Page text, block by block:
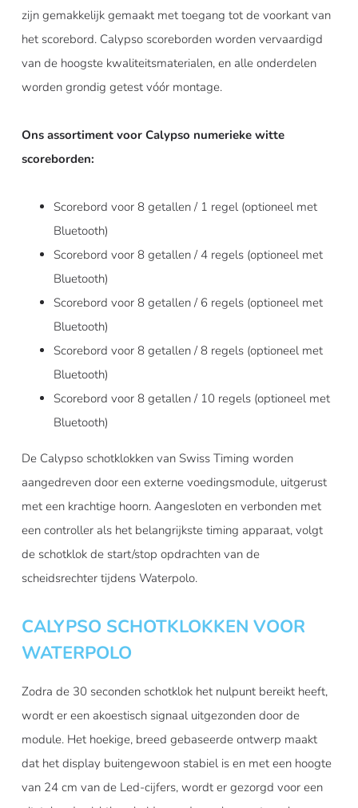
zijn gemakkelijk gemaakt met toegang tot de voorkant van
het scorebord. Calypso scoreborden worden vervaardigd
van de hoogste kwaliteitsmaterialen, en alle onderdelen
worden grondig getest vóór montage.
Ons assortiment voor Calypso numerieke witte
scoreborden:
Scorebord voor 8 getallen / 1 regel (optioneel met
Bluetooth)
Scorebord voor 8 getallen / 4 regels (optioneel met
Bluetooth)
Scorebord voor 8 getallen / 6 regels (optioneel met
Bluetooth)
Scorebord voor 8 getallen / 8 regels (optioneel met
Bluetooth)
Scorebord voor 8 getallen / 10 regels (optioneel met
Bluetooth)
De Calypso schotklokken van Swiss Timing worden
aangedreven door een externe voedingsmodule, uitgerust
met een krachtige hoorn. Aangesloten en verbonden met
een controller als het belangrijkste timing apparaat, volgt
de schotklok de start/stop opdrachten van de
scheidsrechter tijdens Waterpolo.
CALYPSO SCHOTKLOKKEN VOOR
WATERPOLO
Zodra de 30 seconden schotklok het nulpunt bereikt heeft,
wordt er een akoestisch signaal uitgezonden door de
module. Het hoekige, breed gebaseerde ontwerp maakt
dat het display buitengewoon stabiel is en met een hoogte
van 24 cm van de Led-cijfers, wordt er gezorgd voor een